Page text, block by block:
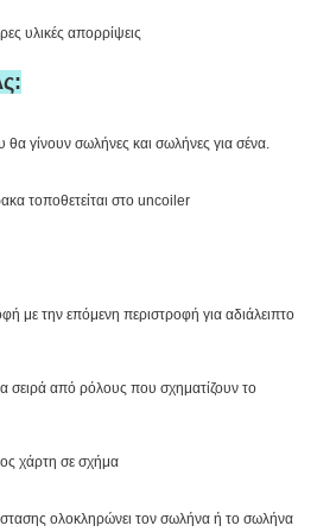
υλικές απορρίψεις
γίνουν σωλήνες και σωλήνες για σένα.
τοποθετείται στο uncoiler
με την επόμενη περιστροφή για αδιάλειπτο
σειρά από ρόλους που σχηματίζουν το
χάρτη σε σχήμα
ολοκληρώνει τον σωλήνα ή το σωλήνα